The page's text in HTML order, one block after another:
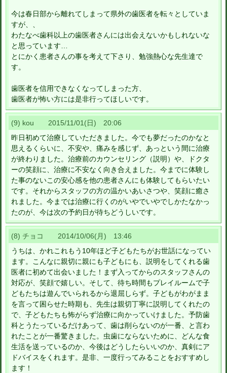
今は春日部から離れてしまって県外の歯医者を転々としていま
すが、、
わたなべ歯科以上の歯医者さんには出会えないかもしれないな
と思っています…
とにかく患者さんの事を考えて下さり、勉強熱心な先生達で
す。
歯医者を信用できなくなってしまった方、
歯医者が怖い方には是非行ってほしいです。
(9) kou 2015/11/01(日) 20:06
昨日初めて治療していただきました。今でも夢だったのかなと
思えるくらいに、不安や、痛みを感じず、あっという間に治療
が終わりました。治療前のカウンセリング（説明）や、ドクタ
ーの笑顔に、治療に不安なく向き合えました。今までに体験し
た事のないこの安心感を他の患者さんにも体験してもらいたい
です。それからスタッフの方の温かいあいさつや、笑顔に癒さ
れました。今までは治療に行くのがいやでいやでしかたなかっ
たのが、今は次の予約日が待ちどうしいです。
(8) チョコ 2014/10/06(月) 13:46
うちは、かれこれもう10年ほど子どもたちがお世話になってい
ます。こんなに親切に親にも子どもにも、説明をしてくれる歯
医者に初めて出会いました！まず入ってからのスタッフさんの
対応が、笑顔で嬉しい。そして、待ち時間もプレイルームで子
どもたちは遊んでいられるから退屈しらず。子どもがわがまま
を言って困らせた時期も、先生は親切丁寧に説明してくれたの
で、子どもたちも怖がらず治療に向かっていけました。予防歯
科とうたっているだけあって、歯は削らないのが一番、と言わ
れたことが一番驚きました。虫歯にならないために、どんな食
生活を送っているのか、今後はどうしたらいいのか、真剣にア
ドバイスをくれます。是非、一度行ってみることをおすすめし
ます！